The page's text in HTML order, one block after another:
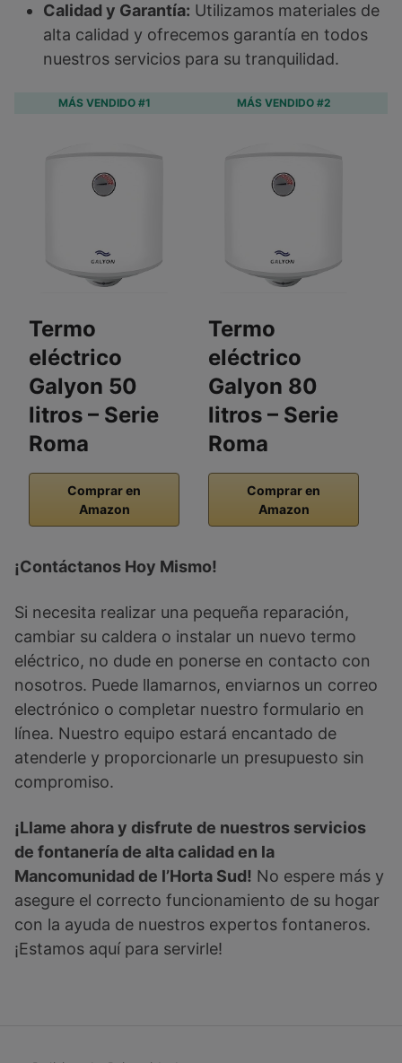
Calidad y Garantía: Utilizamos materiales de
alta calidad y ofrecemos garantía en todos
nuestros servicios para su tranquilidad.
MÁS VENDIDO #1
Termo
eléctrico
Galyon 50
litros – Serie
Roma
Comprar en
Amazon
MÁS VENDIDO #2
Termo
eléctrico
Galyon 80
litros – Serie
Roma
Comprar en
Amazon
¡Contáctanos Hoy Mismo!
Si necesita realizar una pequeña reparación,
cambiar su caldera o instalar un nuevo termo
eléctrico, no dude en ponerse en contacto con
nosotros. Puede llamarnos, enviarnos un correo
electrónico o completar nuestro formulario en
línea. Nuestro equipo estará encantado de
atenderle y proporcionarle un presupuesto sin
compromiso.
¡Llame ahora y disfrute de nuestros servicios
de fontanería de alta calidad en la
Mancomunidad de l’Horta Sud! No espere más y
asegure el correcto funcionamiento de su hogar
con la ayuda de nuestros expertos fontaneros.
¡Estamos aquí para servirle!